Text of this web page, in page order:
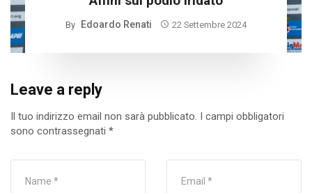
By Edoardo Renati 22 Settembre 2024
Leave a reply
Il tuo indirizzo email non sarà pubblicato. I campi obbligatori
sono contrassegnati *